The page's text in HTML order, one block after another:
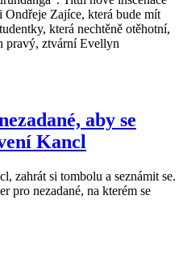
Zajíce, která bude mít
která nechtěně otěhotní,
pravý, ztvární Evellyn
aby se
Kancl
zahrát si tombolu a seznámit se.
pro nezadané, na kterém se